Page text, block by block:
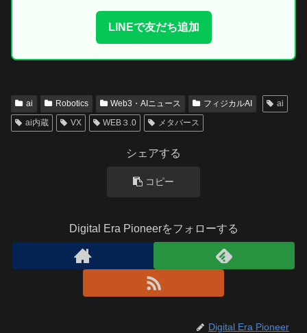
LINEで友だち追加
ai Robotics Web3・AIニュース フィジカルAI
ai
ai内蔵
VX WEB３.0 メタバース
シェアする
コピー
Digital Era Pioneerをフォローする
Digital Era Pioneer